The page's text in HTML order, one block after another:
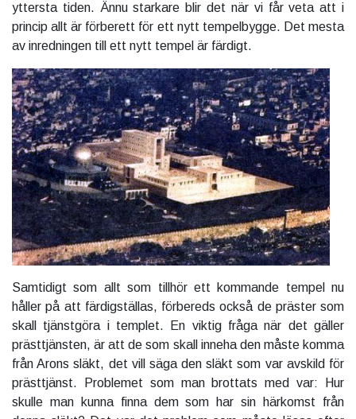
yttersta tiden. Ännu starkare blir det när vi får veta att i
princip allt är förberett för ett nytt tempelbygge. Det mesta
av inredningen till ett nytt tempel är färdigt.
Samtidigt som allt som tillhör ett kommande tempel nu
håller på att färdigställas, förbereds också de präster som
skall tjänstgöra i templet. En viktig fråga när det gäller
prästtjänsten, är att de som skall inneha den måste komma
från Arons släkt, det vill säga den släkt som var avskild för
prästtjänst. Problemet som man brottats med var: Hur
skulle man kunna finna dem som har sin härkomst från